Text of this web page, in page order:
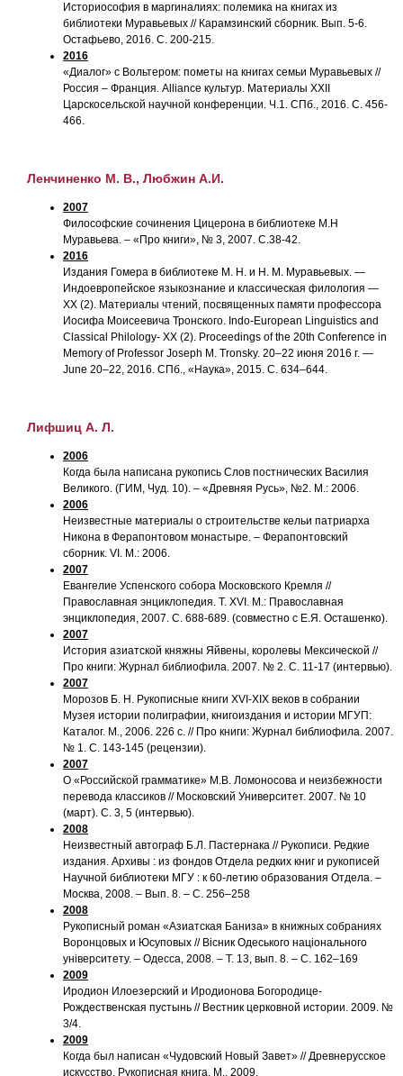
Историософия в маргиналиях: полемика на книгах из
библиотеки Муравьевых // Карамзинский сборник. Вып. 5-6.
Остафьево, 2016. С. 200-215.
2016
«Диалог» с Вольтером: пометы на книгах семьи Муравьевых //
Россия – Франция. Alliance культур. Материалы XXII
Царскосельской научной конференции. Ч.1. СПб., 2016. С. 456-
466.
Ленчиненко М. В., Любжин А.И.
2007
Философские сочинения Цицерона в библиотеке М.Н
Муравьева. – «Про книги», № 3, 2007. С.38-42.
2016
Издания Гомера в библиотеке М. Н. и Н. М. Муравьевых. —
Индоевропейское языкознание и классическая филология —
XX (2). Материалы чтений, посвященных памяти профессора
Иосифа Моисеевича Тронского. Indo-European Linguistics and
Classical Philology- XX (2). Proceedings of the 20th Conference in
Memory of Professor Joseph M. Tronsky. 20–22 июня 2016 г. —
June 20–22, 2016. СПб., «Наука», 2015. С. 634–644.
Лифшиц А. Л.
2006
Когда была написана рукопись Слов постнических Василия
Великого. (ГИМ, Чуд. 10). – «Древняя Русь», №2. М.: 2006.
2006
Неизвестные материалы о строительстве кельи патриарха
Никона в Ферапонтовом монастыре. – Ферапонтовский
сборник. VI. М.: 2006.
2007
Евангелие Успенского собора Московского Кремля //
Православная энциклопедия. Т. XVI. М.: Православная
энциклопедия, 2007. С. 688-689. (совместно с Е.Я. Осташенко).
2007
История азиатской княжны Яйвены, королевы Мексической //
Про книги: Журнал библиофила. 2007. № 2. С. 11-17 (интервью).
2007
Морозов Б. Н. Рукописные книги XVI-XIX веков в собрании
Музея истории полиграфии, книгоиздания и истории МГУП:
Каталог. М., 2006. 226 с. // Про книги: Журнал библиофила. 2007.
№ 1. С. 143-145 (рецензии).
2007
О «Российской грамматике» М.В. Ломоносова и неизбежности
перевода классиков // Московский Университет. 2007. № 10
(март). С. 3, 5 (интервью).
2008
Неизвестный автограф Б.Л. Пастернака // Рукописи. Редкие
издания. Архивы : из фондов Отдела редких книг и рукописей
Научной библиотеки МГУ : к 60-летию образования Отдела. –
Москва, 2008. – Вып. 8. – С. 256–258
2008
Рукописный роман «Азиатская Баниза» в книжных собраниях
Воронцовых и Юсуповых // Вiсник Одеського нацiонального
унiверситету. – Одесса, 2008. – Т. 13, вып. 8. – С. 162–169
2009
Иродион Илоезерский и Иродионова Богородице-
Рождественская пустынь // Вестник церковной истории. 2009. №
3/4.
2009
Когда был написан «Чудовский Новый Завет» // Древнерусское
искусство. Рукописная книга. М., 2009.